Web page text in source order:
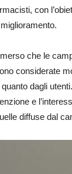
con
che le
considerate
dagli
e
diffuse dal